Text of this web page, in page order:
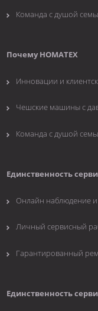
Команда с душой
Почему НОМАТЕХ
Инновации и
Чешские машины с
Команда с душой
Единственность
Онлайн наблюдение
Личный сервисный
Гарантированный
Единственность